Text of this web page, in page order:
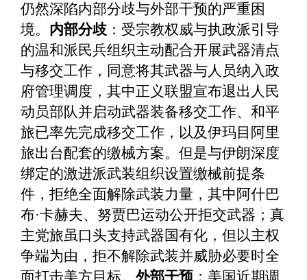
仍然深陷内部分歧与外部干预的严重困
境。 内部分歧 ：受宗教权威与执政派引导
的温和派民兵组织主动配合开展武器清点
与移交工作，同意将其武器与人员纳入政
府管理调度，其中正义联盟宣布退出人民
动员部队并启动武器装备移交工作、和平
旅已率先完成移交工作，以及伊玛目阿里
旅出台配套的缴械方案。但是与伊朗深度
绑定的激进派武装组织设置缴械前提条
件，拒绝全面解除武装力量，其中阿什巴
布·卡赫夫、努贾巴运动公开拒交武器；真
主党旅虽口头支持武器国有化，但以主权
争端为由，拒不解除武装并威胁必要时全
面打击美方目标。 外部干预 ：美国近期调